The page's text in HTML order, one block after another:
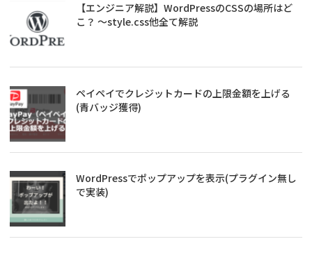
【エンジニア解説】WordPressのCSSの場所はど
こ？ ～style.css他全て解説
ペイペイでクレジットカードの上限金額を上げる
(青バッジ獲得)
WordPressでポップアップを表示(プラグイン無し
で実装)